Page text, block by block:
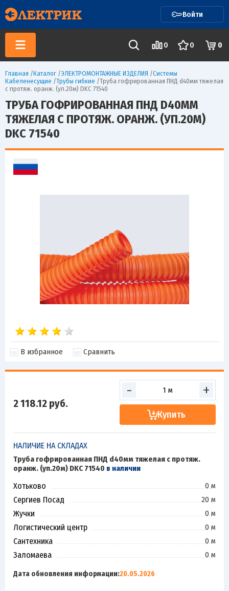
Войти
0 0 0
Главная /Каталог /ЭЛЕКТРОМОНТАЖНЫЕ ИЗДЕЛИЯ /Системы
Кабеленесущие /Трубы гибкие /Труба гофрированная ПНД d40мм тяжелая
с протяж. оранж. (уп.20м) DKC 71540
ТРУБА ГОФРИРОВАННАЯ ПНД D40ММ
ТЯЖЕЛАЯ С ПРОТЯЖ. ОРАНЖ. (УП.20М)
DKC 71540
В избранное Сравнить
2 118.12 руб.
- +
Купить
НАЛИЧИЕ НА СКЛАДАХ
Труба гофрированная ПНД d40мм тяжелая с протяж.
оранж. (уп.20м) DKC 71540 в наличии
Хотьково 0 м
Сергиев Посад 20 м
Жучки 0 м
Логистический центр 0 м
Сантехника 0 м
Заломаева 0 м
Дата обновления информации:20.05.2026